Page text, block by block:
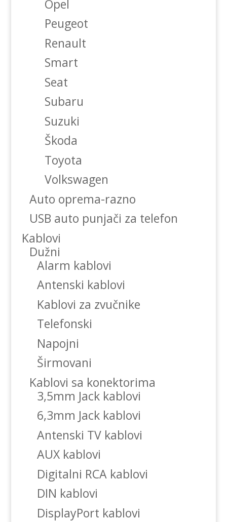
Opel
Peugeot
Renault
Smart
Seat
Subaru
Suzuki
Škoda
Toyota
Volkswagen
Auto oprema-razno
USB auto punjači za telefon
Kablovi
Dužni
Alarm kablovi
Antenski kablovi
Kablovi za zvučnike
Telefonski
Napojni
Širmovani
Kablovi sa konektorima
3,5mm Jack kablovi
6,3mm Jack kablovi
Antenski TV kablovi
AUX kablovi
Digitalni RCA kablovi
DIN kablovi
DisplayPort kablovi